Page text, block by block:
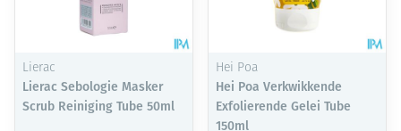
Lierac
Lierac Sebologie Masker
Scrub Reiniging Tube 50ml
Hei Poa
Hei Poa Verkwikkende
Exfolierende Gelei Tube
150ml